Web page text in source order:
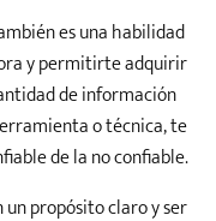
es una habilidad
y permitirte adquirir
de información
o técnica, te
de la no confiable.
propósito claro y ser